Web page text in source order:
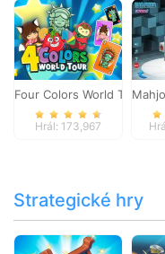
Four Colors World Tour
Hrál: 173,967
Strategické hry